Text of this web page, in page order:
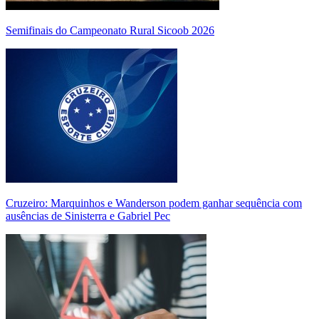
Semifinais do Campeonato Rural Sicoob 2026
Cruzeiro: Marquinhos e Wanderson podem ganhar sequência com
ausências de Sinisterra e Gabriel Pec